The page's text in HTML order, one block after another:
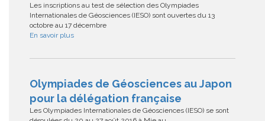
Les inscriptions au test de sélection des Olympiades
Internationales de Géosciences (IESO) sont ouvertes du 13
octobre au 17 décembre
En savoir plus
Olympiades de Géosciences au Japon
pour la délégation française
Les Olympiades Internationales de Géosciences (IESO) se sont